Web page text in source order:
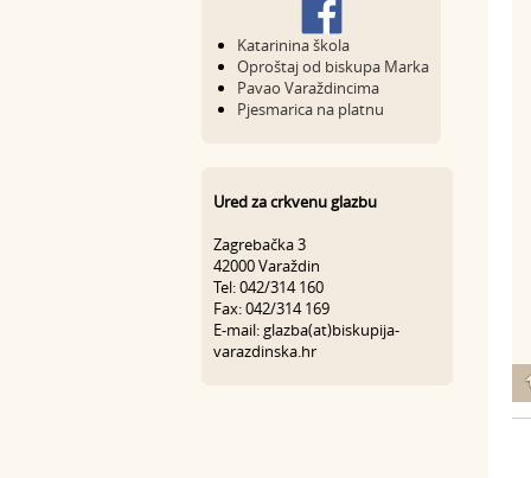
Katarinina škola
Oproštaj od biskupa Marka
Pavao Varaždincima
Pjesmarica na platnu
Ured za crkvenu glazbu
Zagrebačka 3
42000 Varaždin
Tel: 042/314 160
Fax: 042/314 169
E-mail: glazba(at)biskupija-
varazdinska.hr